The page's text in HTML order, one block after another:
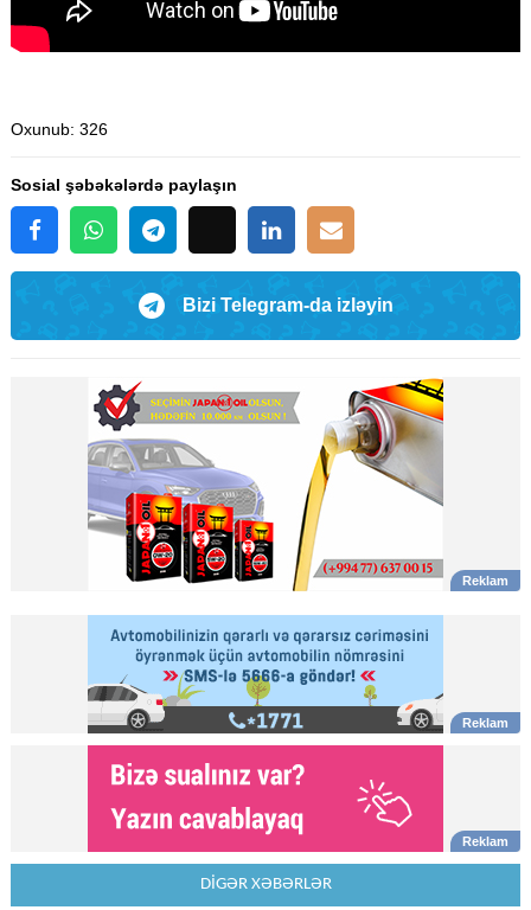
Oxunub: 326
Sosial şəbəkələrdə paylaşın
Bizi Telegram-da izləyin
DİGƏR XƏBƏRLƏR